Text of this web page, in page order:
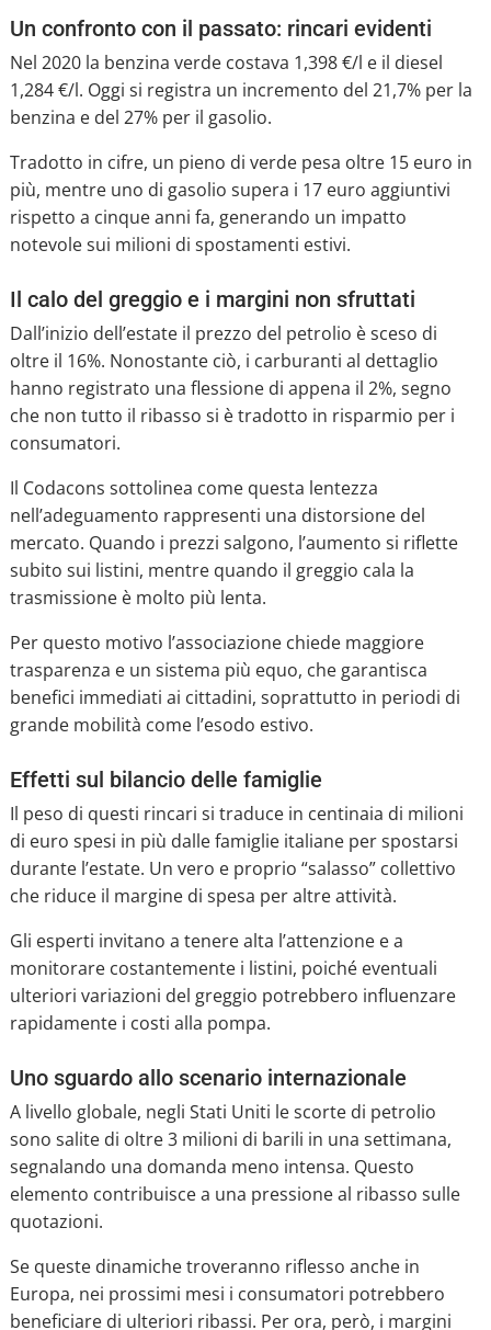
Un confronto con il passato: rincari evidenti
Nel 2020 la benzina verde costava 1,398 €/l e il diesel
1,284 €/l. Oggi si registra un incremento del 21,7% per la
benzina e del 27% per il gasolio.
Tradotto in cifre, un pieno di verde pesa oltre 15 euro in
più, mentre uno di gasolio supera i 17 euro aggiuntivi
rispetto a cinque anni fa, generando un impatto
notevole sui milioni di spostamenti estivi.
Il calo del greggio e i margini non sfruttati
Dall’inizio dell’estate il prezzo del petrolio è sceso di
oltre il 16%. Nonostante ciò, i carburanti al dettaglio
hanno registrato una flessione di appena il 2%, segno
che non tutto il ribasso si è tradotto in risparmio per i
consumatori.
Il Codacons sottolinea come questa lentezza
nell’adeguamento rappresenti una distorsione del
mercato. Quando i prezzi salgono, l’aumento si riflette
subito sui listini, mentre quando il greggio cala la
trasmissione è molto più lenta.
Per questo motivo l’associazione chiede maggiore
trasparenza e un sistema più equo, che garantisca
benefici immediati ai cittadini, soprattutto in periodi di
grande mobilità come l’esodo estivo.
Effetti sul bilancio delle famiglie
Il peso di questi rincari si traduce in centinaia di milioni
di euro spesi in più dalle famiglie italiane per spostarsi
durante l’estate. Un vero e proprio “salasso” collettivo
che riduce il margine di spesa per altre attività.
Gli esperti invitano a tenere alta l’attenzione e a
monitorare costantemente i listini, poiché eventuali
ulteriori variazioni del greggio potrebbero influenzare
rapidamente i costi alla pompa.
Uno sguardo allo scenario internazionale
A livello globale, negli Stati Uniti le scorte di petrolio
sono salite di oltre 3 milioni di barili in una settimana,
segnalando una domanda meno intensa. Questo
elemento contribuisce a una pressione al ribasso sulle
quotazioni.
Se queste dinamiche troveranno riflesso anche in
Europa, nei prossimi mesi i consumatori potrebbero
beneficiare di ulteriori ribassi. Per ora, però, i margini